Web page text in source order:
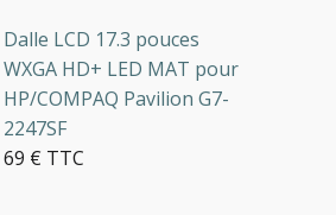
Dalle LCD 17.3 pouces
WXGA HD+ LED MAT pour
HP/COMPAQ Pavilion G7-
2247SF
69 € TTC